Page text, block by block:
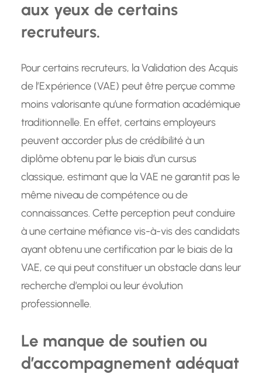
aux yeux de certains
recruteurs.
Pour certains recruteurs, la Validation des Acquis
de l’Expérience (VAE) peut être perçue comme
moins valorisante qu’une formation académique
traditionnelle. En effet, certains employeurs
peuvent accorder plus de crédibilité à un
diplôme obtenu par le biais d’un cursus
classique, estimant que la VAE ne garantit pas le
même niveau de compétence ou de
connaissances. Cette perception peut conduire
à une certaine méfiance vis-à-vis des candidats
ayant obtenu une certification par le biais de la
VAE, ce qui peut constituer un obstacle dans leur
recherche d’emploi ou leur évolution
professionnelle.
Le manque de soutien ou
d’accompagnement adéquat